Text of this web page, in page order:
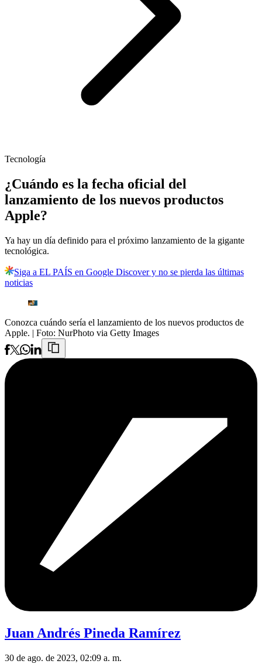
Tecnología
¿Cuándo es la fecha oficial del
lanzamiento de los nuevos productos
Apple?
Ya hay un día definido para el próximo lanzamiento de la gigante
tecnológica.
Siga a EL PAÍS en Google Discover y no se pierda las últimas
noticias
Conozca cuándo sería el lanzamiento de los nuevos productos de
Apple. | Foto: NurPhoto via Getty Images
Juan Andrés Pineda Ramírez
30 de ago. de 2023, 02:09 a. m.